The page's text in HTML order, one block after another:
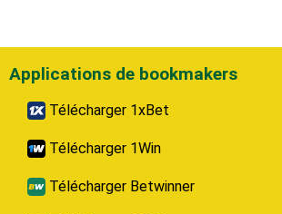
Applications de bookmakers
Télécharger 1xBet
Télécharger 1Win
Télécharger Betwinner